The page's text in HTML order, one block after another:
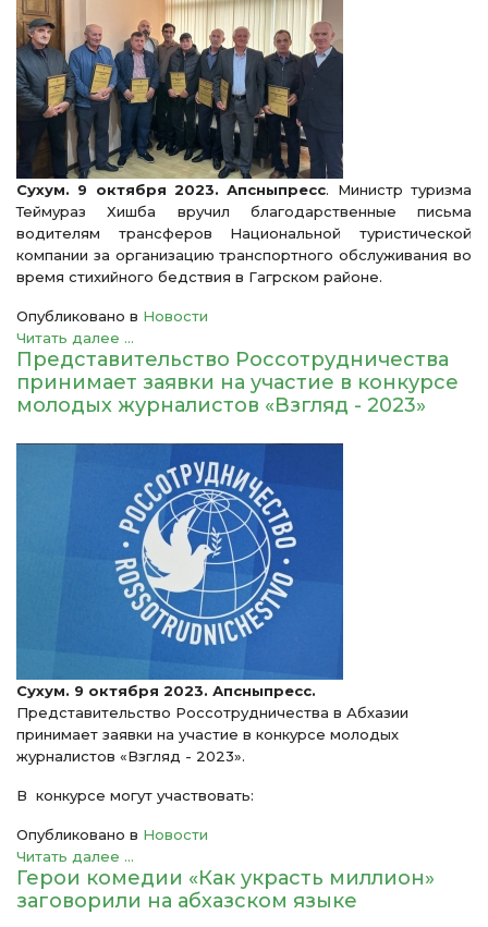
Сухум. 9 октября 2023. Апсныпресс. Министр туризма
Теймураз Хишба вручил благодарственные письма
водителям трансферов Национальной туристической
компании за организацию транспортного обслуживания во
время стихийного бедствия в Гагрском районе.
Опубликовано в Новости
Читать далее ...
Представительство Россотрудничества
принимает заявки на участие в конкурсе
молодых журналистов «Взгляд - 2023»
Сухум. 9 октября 2023. Апсныпресс.
Представительство Россотрудничества в Абхазии
принимает заявки на участие в конкурсе молодых
журналистов «Взгляд - 2023».
В конкурсе могут участвовать:
Опубликовано в Новости
Читать далее ...
Герои комедии «Как украсть миллион»
заговорили на абхазском языке